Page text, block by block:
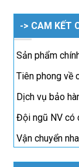
-> CAM KẾT
Sản phẩm
Tiên phong về
Dịch vụ bảo
Đội ngũ NV có
Vận chuyển